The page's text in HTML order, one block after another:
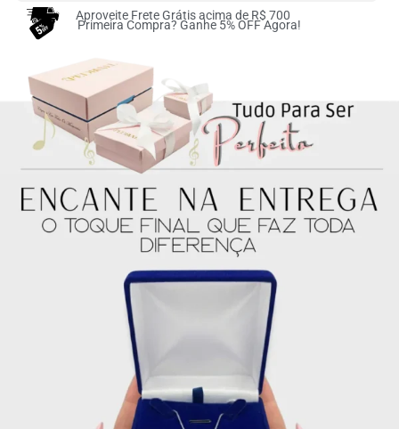
juros no cartão
Aproveite Frete Grátis acima de R$ 700
Primeira Compra? Ganhe 5% OFF Agora!